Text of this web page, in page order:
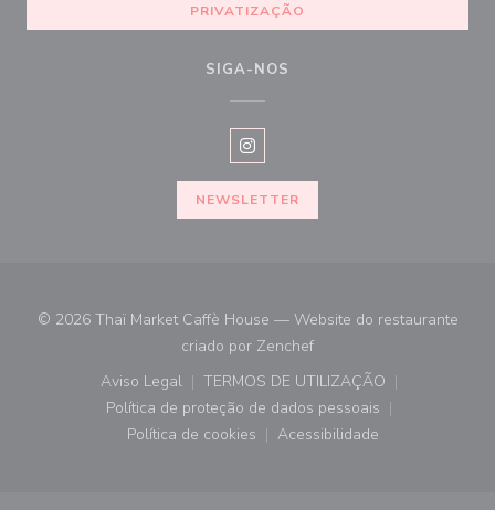
PRIVATIZAÇÃO
SIGA-NOS
Instagram ((abre numa nova
NEWSLETTER
© 2026 Thaï Market Caffè House — Website do restaurante
criado por Zenchef((abre numa nova janela))
Aviso Legal
((abre numa nova janela))
TERMOS DE UTILIZAÇÃO
((abre numa nova janela))
Política de proteção de dados pessoais
((abre numa nova janela))
Política de cookies
((abre numa nova janela))
Acessibilidade
((abre numa nova